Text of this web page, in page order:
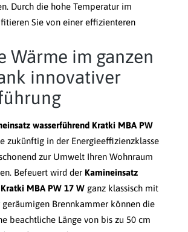
Durch die hohe Temperatur im
Sie von einer effizienteren
Wärme im ganzen
innovativer
wasserführend Kratki MBA PW
zukünftig in der Energieeffizienzklasse
zur Umwelt Ihren Wohnraum
Befeuert wird der Kamineinsatz
MBA PW 17 W ganz klassisch mit
geräumigen Brennkammer können die
beachtliche Länge von bis zu 50 cm